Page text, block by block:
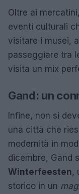
Oltre ai
eventi culturali
visitare i musei,
passeggiare tra
visita un mix
Gand: un
Infine, non si
una città che
modernità in
dicembre, Gand
Winterfeesten,
storico in un